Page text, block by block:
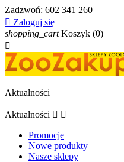
Zadzwoń: 602 341 260
 Zaloguj się
shopping_cart Koszyk (0)

Aktualności
Aktualności  
Promocje
Nowe produkty
Nasze sklepy